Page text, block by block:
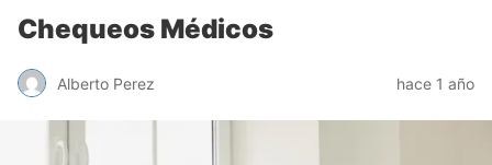
Chequeos Médicos
Alberto Perez hace 1 año